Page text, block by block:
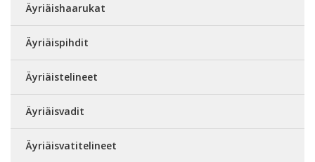
Äyriäishaarukat
Äyriäispihdit
Äyriäistelineet
Äyriäisvadit
Äyriäisvatitelineet